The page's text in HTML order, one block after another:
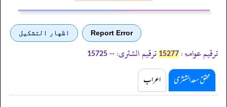
Report Error اظهار التشكيل
ترقیم عوامۃ: 15277 ترقیم الشثری: --
15725
محقق سعد الشثری اعراب